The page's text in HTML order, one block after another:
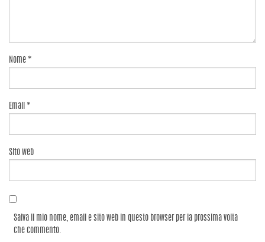
Nome *
Email *
Sito web
Salva il mio nome, email e sito web in questo browser per la prossima volta
che commento.